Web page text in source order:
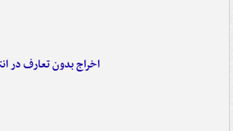
اخراج بدون تعارف در